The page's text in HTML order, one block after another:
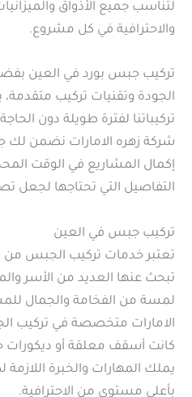
لتناسب جميع الأذواق
والاحترافية في كل مشروع.
تركيب جبس بورد في العين
الجودة وتقنيات تركيب
تركيباتنا لفترة طويلة دون
شركة زهره الامارات نضمن لك
إكمال المشاريع في الوقت
التفاصيل التي تحتاجها لجعل
تركيب جبس في العين
تعتبر خدمات تركيب الجبس من
تبحث عنها العديد من الأسر
لمسة من الفخامة والجمال
الامارات متخصصة في تركيب
كانت أسقف معلقة أو ديكورات
يملك المهارات والخبرة
بأعلى مستوى من الاحترافية.